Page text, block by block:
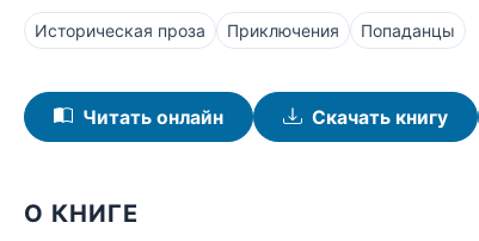
Историческая проза Приключения Попаданцы
Читать онлайн Скачать книгу
О КНИГЕ